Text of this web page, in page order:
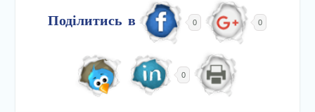
Поділитись в 0 0
0